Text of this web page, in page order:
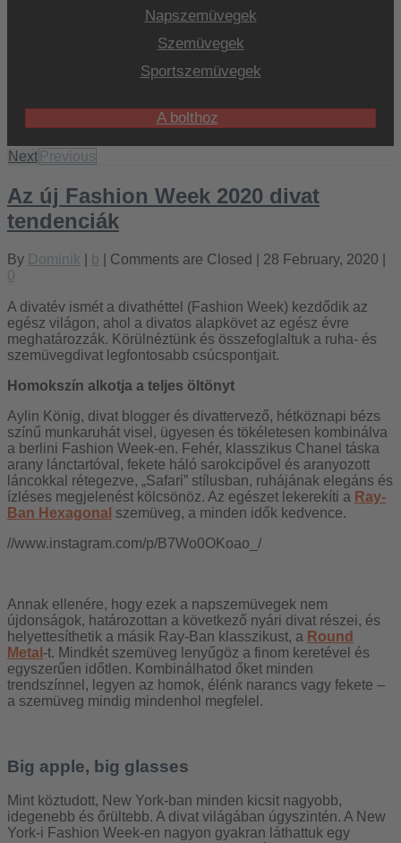
Napszemüvegek
Szemüvegek
Sportszemüvegek
A bolthoz
Next Previous
Az új Fashion Week 2020 divat
tendenciák
By Dominik b Comments are Closed
| 28 February, 2020 |
0
A divatév ismét a divathéttel (Fashion Week) kezdődik az
egész világon, ahol a divatos alapkövet az egész évre
meghatározzák. Körülnéztünk és összefoglaltuk a ruha- és
szemüvegdivat legfontosabb csúcspontjait.
Homokszín alkotja a teljes öltönyt
Aylin König, divat blogger és divattervező, hétköznapi bézs
színű munkaruhát visel, ügyesen és tökéletesen kombinálva
a berlini Fashion Week-en. Fehér, klasszikus Chanel táska
arany lánctartóval, fekete háló sarokcipővel és aranyozott
láncokkal rétegezve, „Safari” stílusban, ruhájának elegáns és
ízléses megjelenést kölcsönöz. Az egészet lekerekíti a Ray-
Ban Hexagonal szemüveg, a minden idők kedvence.
//www.instagram.com/p/B7Wo0OKoao_/
Annak ellenére, hogy ezek a napszemüvegek nem
újdonságok, határozottan a következő nyári divat részei, és
helyettesíthetik a másik Ray-Ban klasszikust, a Round
Metal -t. Mindkét szemüveg lenyűgöz a finom keretével és
egyszerűen időtlen. Kombinálhatod őket minden
trendszínnel, legyen az homok, élénk narancs vagy fekete –
a szemüveg mindig mindenhol megfelel.
Big apple, big glasses
Mint köztudott, New York-ban minden kicsit nagyobb,
idegenebb és őrültebb. A divat világában úgyszintén. A New
York-i Fashion Week-en nagyon gyakran láthattuk egy